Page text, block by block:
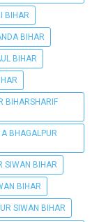
BIHAR
BIHAR
BIHAR
BIHARSHARIF
BHAGALPUR
SIWAN BIHAR
BIHAR
SIWAN BIHAR